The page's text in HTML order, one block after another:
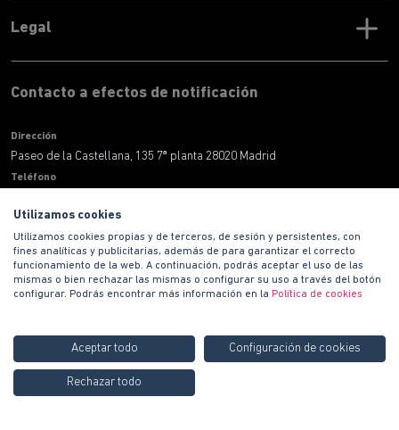
Contacto a efectos de notificación
Dirección
Paseo de la Castellana, 135 7ª planta 28020 Madrid
Teléfono
Correo electronico
informacion@habitat.es
Territoriales
Legal
Utilizamos cookies
Utilizamos cookies propias y de terceros, de sesión y persistentes, con
fines analíticas y publicitarias, además de para garantizar el correcto
funcionamiento de la web. A continuación, podrás aceptar el uso de las
mismas o bien rechazar las mismas o configurar su uso a través del botón
configurar. Podrás encontrar más información en la Política de cookies
Aceptar todo Configuración de cookies
Rechazar todo